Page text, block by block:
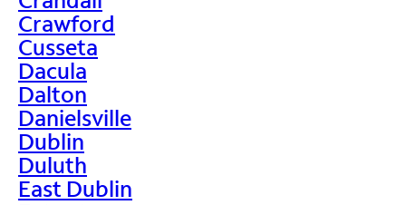
Crawford
Cusseta
Dacula
Dalton
Danielsville
Dublin
Duluth
East Dublin